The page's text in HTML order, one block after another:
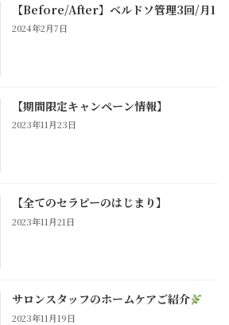
【Before/After】ベルドソ管理3回/月1
2024年2月7日
【期間限定キャンペーン情報】
2023年11月23日
【全てのセラピーのはじまり】
2023年11月21日
サロンスタッフのホームケアご紹介
2023年11月19日